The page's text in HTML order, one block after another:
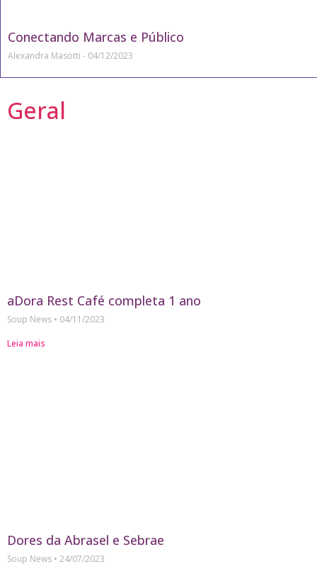
Conectando Marcas e Público
Alexandra Masotti 04/12/2023
Geral
aDora Rest Café completa 1 ano
Soup News
04/11/2023
Leia mais
Dores da Abrasel e Sebrae
Soup News 24/07/2023